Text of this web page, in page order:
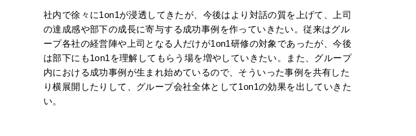
社内で徐々に1on1が浸透してきたが、今後はより対話の質を上げて、上司
の達成感や部下の成長に寄与する成功事例を作っていきたい。従来はグル
ープ各社の経営陣や上司となる人だけが1on1研修の対象であったが、今後
は部下にも1on1を理解してもらう場を増やしていきたい。また、グループ
内における成功事例が生まれ始めているので、そういった事例を共有した
り横展開したりして、グループ会社全体として1on1の効果を出していきた
い。